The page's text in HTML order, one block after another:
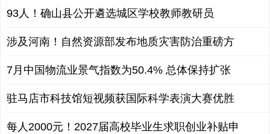
93人！确山县公开遴选城区学校教师教研员
涉及河南！自然资源部发布地质灾害防治重磅方
7月中国物流业景气指数为50.4% 总体保持扩张
驻马店市科技馆短视频获国际科学表演大赛优胜
每人2000元！2027届高校毕业生求职创业补贴申